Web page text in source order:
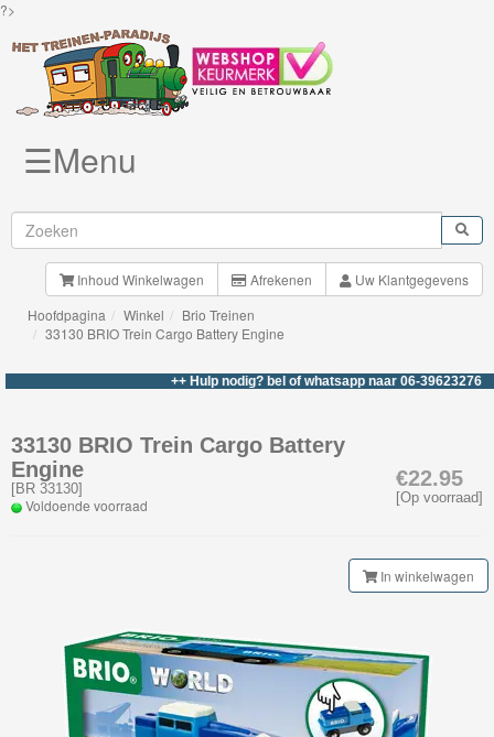
?>
Brio
Treinen
Nieuwe
My
First
Railway
Brio
Smart
Tech
☰Menu
Inhoud Winkelwagen Afrekenen
Uw Klantgegevens
Hoofdpagina
Winkel
Brio Treinen
33130 BRIO Trein Cargo Battery Engine
++ Hulp nodig? bel of whatsapp naar 06-39623276 +++
€22.95
[Op voorraad]
33130 BRIO Trein Cargo Battery
Engine
[BR 33130]
Voldoende voorraad
In winkelwagen